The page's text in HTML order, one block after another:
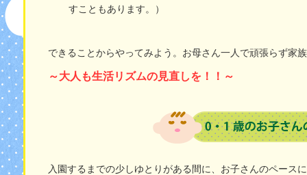
すこともあります。）
できることからやってみよう。お母さん一人で頑張らず家
～大人も生活リズムの見直しを！！～
入園するまでの少しゆとりがある間に、お子さんのペース